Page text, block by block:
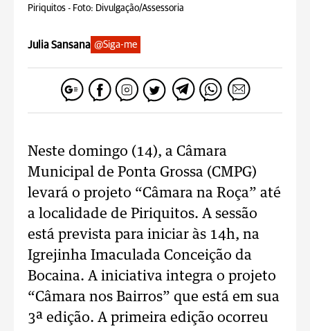
Piriquitos - Foto: Divulgação/Assessoria
Julia Sansana @Siga-me
Neste domingo (14), a Câmara
Municipal de Ponta Grossa (CMPG)
levará o projeto “Câmara na Roça” até
a localidade de Piriquitos. A sessão
está prevista para iniciar às 14h, na
Igrejinha Imaculada Conceição da
Bocaina. A iniciativa integra o projeto
“Câmara nos Bairros” que está em sua
3ª edição. A primeira edição ocorreu